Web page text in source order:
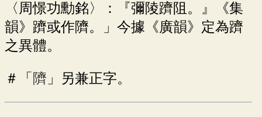
〈周憬功勳銘〉：『彌陵躋阻。』《集
韻》躋或作隮。」今據《廣韻》定為躋
之異體。
＃「 隮 」另兼正字。